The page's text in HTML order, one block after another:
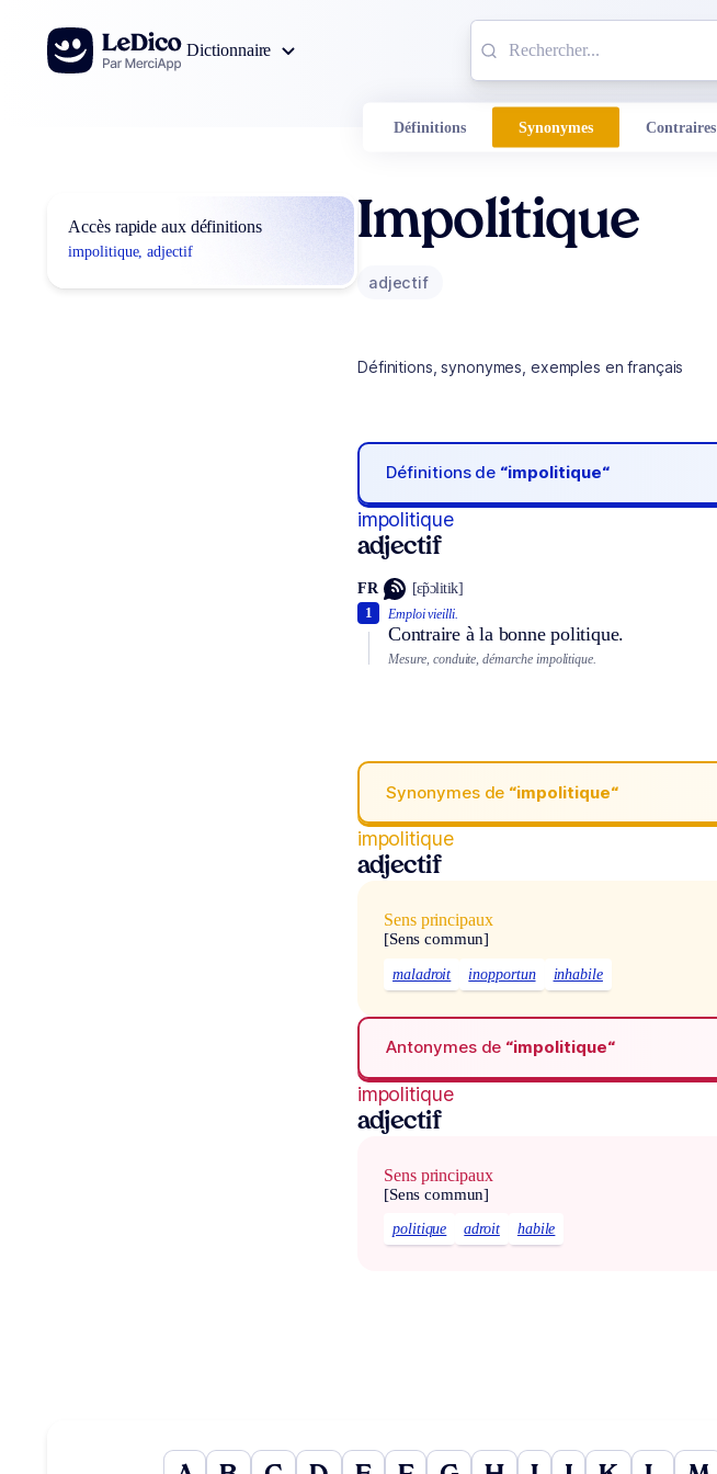
Aller au contenu
Dictionnaire
Définitions Synonymes Contraires
Accès rapide aux définitions
impolitique, adjectif
Impolitique
adjectif
Définitions, synonymes, exemples en français
Définitions de “impolitique“
impolitique
adjectif
FR [ɛ̃pɔlitik]
Emploi vieilli.
Contraire à la bonne politique.
1
Mesure, conduite, démarche impolitique.
Synonymes de “impolitique“
impolitique
adjectif
Sens principaux
[Sens commun]
maladroit inopportun inhabile
Antonymes de “impolitique“
impolitique
adjectif
Sens principaux
[Sens commun]
politique adroit habile